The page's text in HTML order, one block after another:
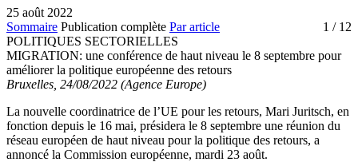
25 août 2022
Sommaire Publication complète Par article 1 / 12
POLITIQUES SECTORIELLES
MIGRATION: une conférence de haut niveau le 8 septembre pour
améliorer la politique européenne des retours
Bruxelles, 24/08/2022 (Agence Europe)
La nouvelle coordinatrice de l’UE pour les retours, Mari Juritsch, en
fonction depuis le 16 mai, présidera le 8 septembre une réunion du
réseau européen de haut niveau pour la politique des retours, a
annoncé la Commission européenne, mardi 23 août.